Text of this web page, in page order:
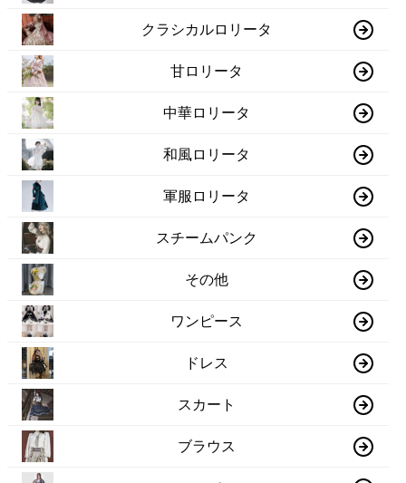
クラシカルロリータ
甘ロリータ
中華ロリータ
和風ロリータ
軍服ロリータ
スチームパンク
その他
ワンピース
ドレス
スカート
ブラウス